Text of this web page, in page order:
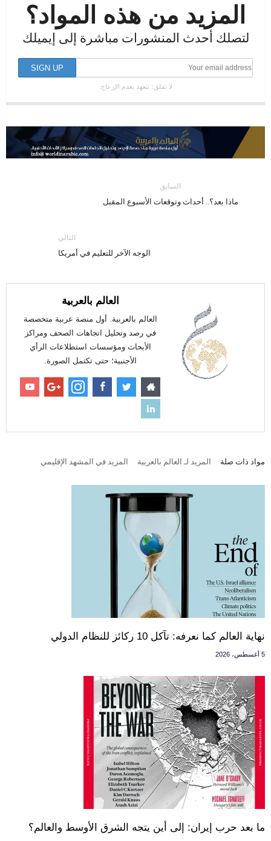
المزيد من هذه المواد؟
لتصلك أحدث المنشورات مباشرة إلى إيميلك
لا تقلق؛ نتعهد بعدم الإزعاج.
السابق
ماذا بعد؟.. أحداث وتوقعات الأسبوع المقبل
التالي
الوجه الآخر للتعليم في أمريكا
العالم بالعربية
العالم بالعربية. أول منصة عربية متخصصة
في رصد وتحليل اتجاهات الصحف ومراكز
الأبحاث ومؤسسات استطلاعات الرأي
الأجنبية؛ حتى تكتمل الصورة.
مواد ذات صلة المزيد لـ العالم بالعربية المزيد في المشهد الإقليمي
نهاية العالم كما نعرفه: تآكل 10 ركائز للنظام الدولي
5 أغسطس، 2026
ما بعد حرب إيران: إلى أين يتجه الشرق الأوسط والعالم؟